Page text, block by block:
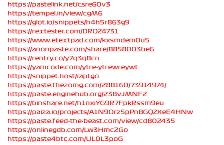
https://pastelink.net/csre60v3
https://tempel.in/view/cgM6
https://glot.io/snippets/h4h5r863g9
https://rextester.com/DRO24731
https://www.etextpad.com/kxsmdem0u5
https://anonpaste.com/share/8858003be6
https://rentry.co/y7q3q8cn
https://yamcode.com/ytre-ytrewreywt
https://snippet.host/raptgo
https://paste.thezomg.com/288160/73914974/
https://paste.enginehub.org/238vJMNF2
https://binshare.net/h1nxiYG9R7FpkRssm9eu
https://paiza.io/projects/A1N9Orz5pPnBGQZXeE4HNw
https://paste.feed-the-beast.com/view/cd802435
https://onlinegdb.com/Lw3Hmc2Go
https://paste4btc.com/UL0L3poG